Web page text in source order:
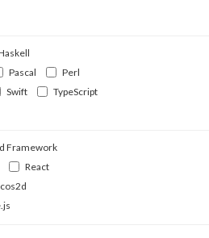
Pascal
Perl
Swift
TypeScript
Framework
React